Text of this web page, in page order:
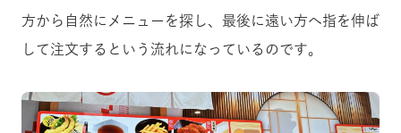
方から自然にメニューを探し、最後に遠い方へ指を伸ば
して注文するという流れになっているのです。